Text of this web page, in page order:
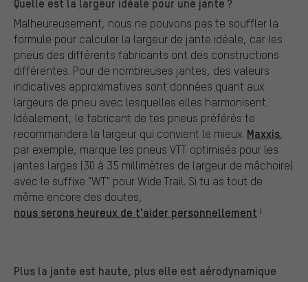
Malheureusement, nous ne pouvons pas te souffler la
formule pour calculer la largeur de jante idéale, car les
pneus des différents fabricants ont des constructions
différentes. Pour de nombreuses jantes, des valeurs
indicatives approximatives sont données quant aux
largeurs de pneu avec lesquelles elles harmonisent.
Idéalement, le fabricant de tes pneus préférés te
recommandera la largeur qui convient le mieux. Maxxis,
par exemple, marque les pneus VTT optimisés pour les
jantes larges (30 à 35 millimètres de largeur de mâchoire)
avec le suffixe "WT" pour Wide Trail. Si tu as tout de
même encore des doutes,
nous serons heureux de t'aider personnellement !
Plus la jante est haute, plus elle est aérodynamique